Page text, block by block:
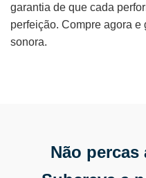
garantia de que cada
perfeição. Compre agora
sonora.
Não